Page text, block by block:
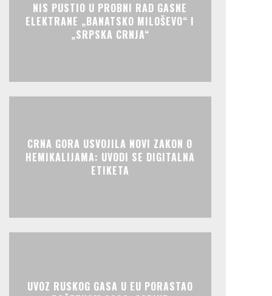
NIS PUSTIO U PROBNI RAD GASNE
ELEKTRANE „BANATSKO MILOŠEVO“ I
„SRPSKA CRNJA“
CRNA GORA USVOJILA NOVI ZAKON O
HEMIKALIJAMA: UVODI SE DIGITALNA
ETIKETA
UVOZ RUSKOG GASA U EU PORASTAO